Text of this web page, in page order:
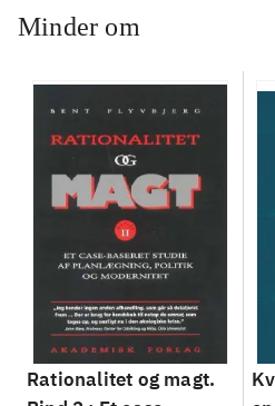
Minder om
Rationalitet og magt.